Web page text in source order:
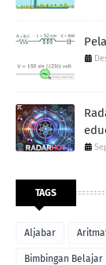
TAGS
Aljabar
Bimbingan Belajar